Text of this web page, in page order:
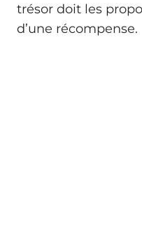
trésor doit les
d’une récompense.